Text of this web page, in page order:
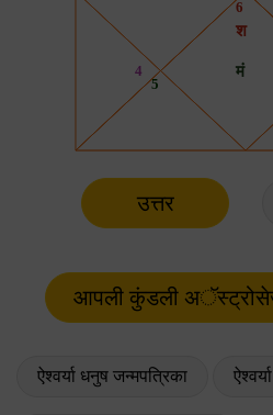
उत्तर
ऐश्वर्या धनुष जन्मपत्रिका